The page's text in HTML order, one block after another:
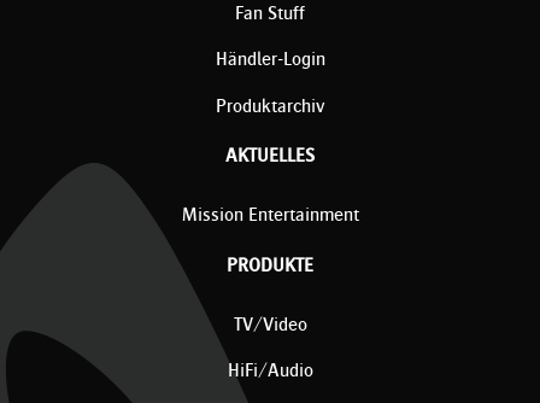
Fan Stuff
Händler-Login
Produktarchiv
AKTUELLES
Mission Entertainment
PRODUKTE
TV/Video
HiFi/Audio